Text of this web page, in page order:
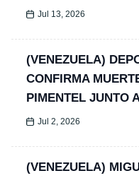
Jul 13, 2026
(VENEZUELA)
CONFIRMA
PIMENTEL JUNTO
Jul 2, 2026
(VENEZUELA)